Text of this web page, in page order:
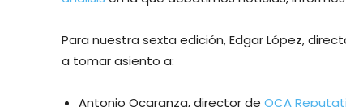
Para nuestra sexta edición, Edgar López,
a tomar asiento a:
Antonio Ocaranza, director de OCA